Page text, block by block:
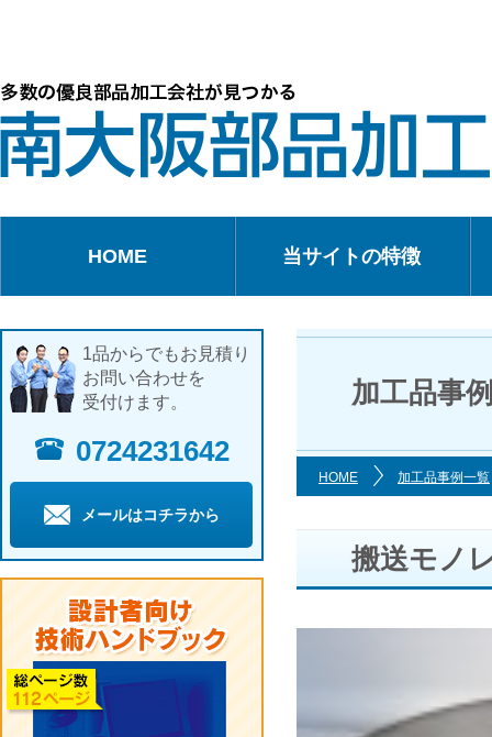
HOME 当サイトの特徴
加工品事
HOME 加工品事例一覧
搬送モノ
1品からでもお見積り
お問い合わせを
受付けます。
0724231642
メールはコチラから